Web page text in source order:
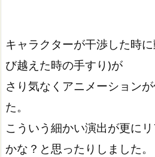
キャラクターが干渉した時
び越えた時の手すり)が
さり気なくアニメーション
た。
こういう細かい演出が更に
かな？と思ったりしました。